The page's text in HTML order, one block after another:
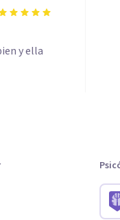
y ella